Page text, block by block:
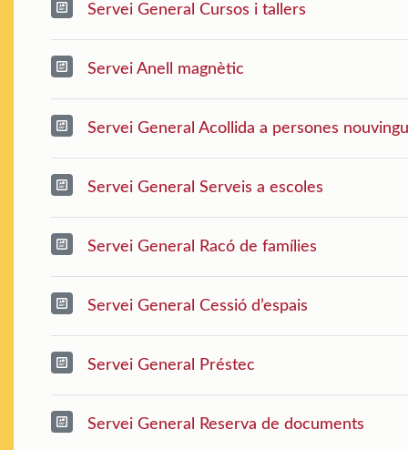
Servei General Cursos i tallers
Servei Anell magnètic
Servei General Acollida a persones
Servei General Serveis a escoles
Servei General Racó de famílies
Servei General Cessió d’espais
Servei General Préstec
Servei General Reserva de documents